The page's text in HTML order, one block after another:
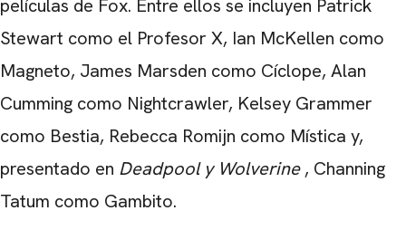
películas de Fox. Entre ellos se incluyen Patrick
Stewart como el Profesor X, Ian McKellen como
Magneto, James Marsden como Cíclope, Alan
Cumming como Nightcrawler, Kelsey Grammer
como Bestia, Rebecca Romijn como Mística y,
presentado en Deadpool y Wolverine, Channing
Tatum como Gambito.